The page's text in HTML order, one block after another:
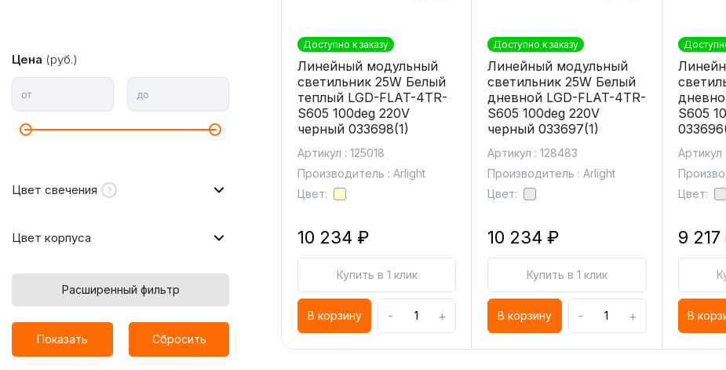
Цена (руб.)
от до
Цвет свечения
Цвет корпуса
Расширенный фильтр
Показать Сбросить
Доступно к заказу
Линейный модульный
светильник 25W Белый
теплый LGD-FLAT-4TR-
S605 100deg 220V
черный 033698(1)
Артикул : 125018
Производитель : Arlight
Цвет:
10 234 ₽
Купить в 1 клик
В корзину - +
Доступно к заказу
Линейный модульный
светильник 25W Белый
дневной LGD-FLAT-4TR-
S605 100deg 220V
черный 033697(1)
Артикул : 128483
Производитель : Arlight
Цвет:
10 234 ₽
Купить в 1 клик
В корзину - +
S605
Артикул
Цвет:
9 217
В